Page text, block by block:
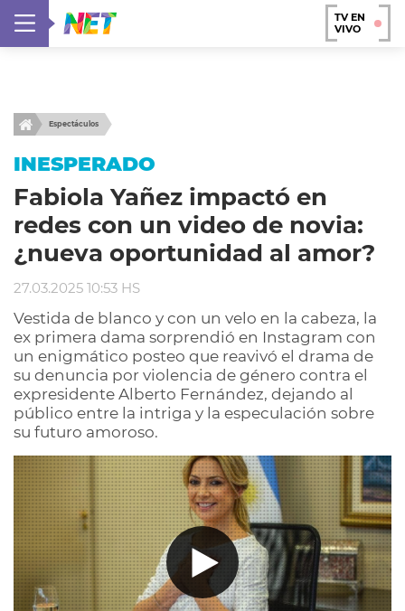
TV EN
VIVO
Espectáculos
INESPERADO
Fabiola Yañez impactó en
redes con un video de novia:
¿nueva oportunidad al amor?
27.03.2025 10:53 HS
Vestida de blanco y con un velo en la cabeza, la
ex primera dama sorprendió en Instagram con
un enigmático posteo que reavivó el drama de
su denuncia por violencia de género contra el
expresidente Alberto Fernández, dejando al
público entre la intriga y la especulación sobre
su futuro amoroso.